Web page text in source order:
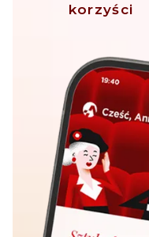
korzyści